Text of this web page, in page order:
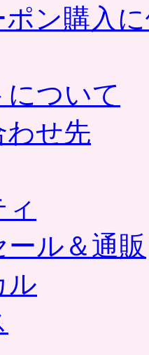
ン購入
について
わせ先
ール＆通販
ル